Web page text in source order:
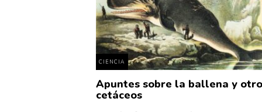
CIENCIA
Apuntes sobre la ballena y
cetáceos